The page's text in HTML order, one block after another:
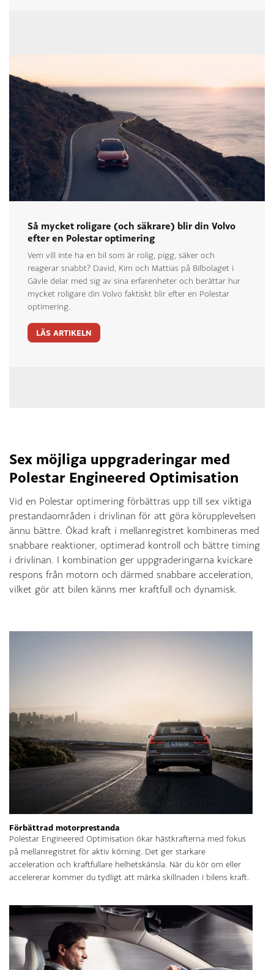
Så mycket roligare (och säkrare) blir din Volvo
efter en Polestar optimering
Vem vill inte ha en bil som är rolig, pigg, säker och
reagerar snabbt? David, Kim och Mattias på Bilbolaget i
Gävle delar med sig av sina erfarenheter och berättar hur
mycket roligare din Volvo faktiskt blir efter en Polestar
optimering.
LÄS ARTIKELN
Sex möjliga uppgraderingar med
Polestar Engineered Optimisation
Vid en Polestar optimering förbättras upp till sex viktiga
prestandaområden i drivlinan för att göra körupplevelsen
ännu bättre. Ökad kraft i mellanregistret kombineras med
snabbare reaktioner, optimerad kontroll och bättre timing
i drivlinan. I kombination ger uppgraderingarna kvickare
respons från motorn och därmed snabbare acceleration,
vilket gör att bilen känns mer kraftfull och dynamisk.
Förbättrad motorprestanda
Polestar Engineered Optimisation ökar hästkrafterna med fokus
på mellanregistret för aktiv körning. Det ger starkare
acceleration och kraftfullare helhetskänsla. När du kör om eller
accelererar kommer du tydligt att märka skillnaden i bilens kraft.